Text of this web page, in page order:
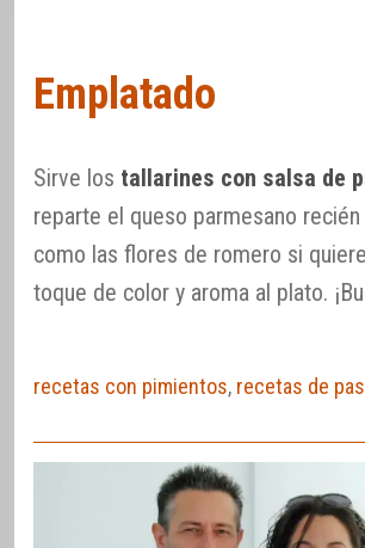
Emplatado
Sirve los tallarines con salsa de
reparte el queso parmesano
como las flores de romero si
toque de color y aroma al plato.
recetas con pimientos, recetas de